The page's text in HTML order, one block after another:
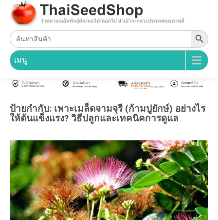
Search
for:
Search Button
เมนู
ป้ายกำกับ: เพาะเมล็ดจามจุรี (ก้ามปูยักษ์) อย่างไร
ให้ต้นแข็งแรง? วิธีปลูกและเทคนิคการดูแล